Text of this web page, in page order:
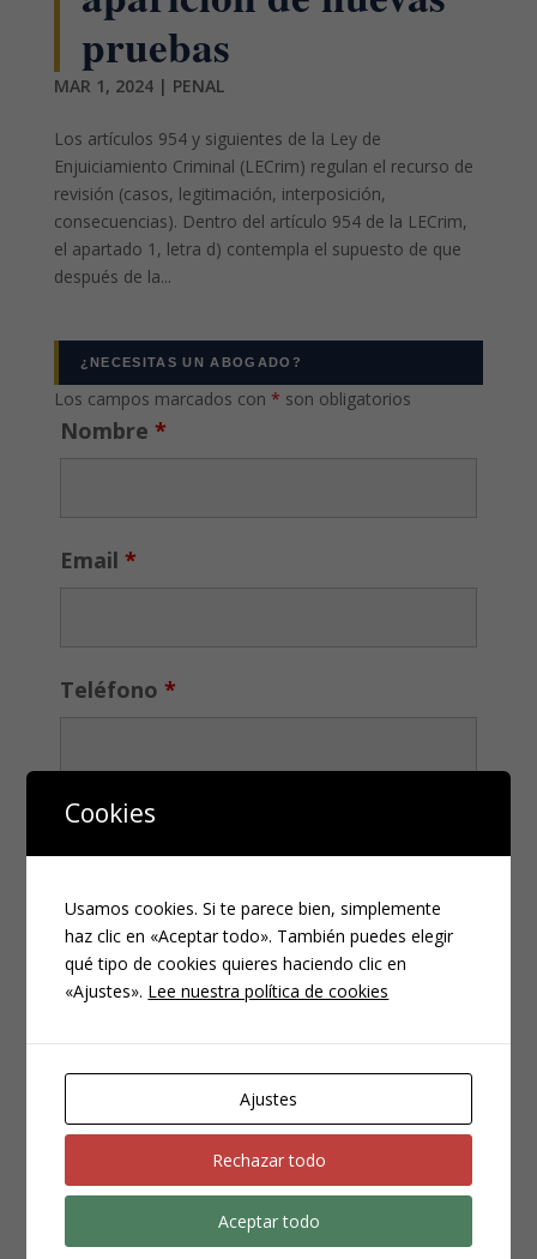
pruebas
MAR 1, 2024| PENAL
Los artículos 954 y siguientes de la Ley de
Enjuiciamiento Criminal (LECrim) regulan el recurso de
revisión (casos, legitimación, interposición,
consecuencias). Dentro del artículo 954 de la LECrim,
el apartado 1, letra d) contempla el supuesto de que
después de la...
¿NECESITAS UN ABOGADO?
Los campos marcados con * son obligatorios
Nombre *
Email *
Teléfono *
CATEGORÍAS
Compliance
Noticias
Penal
Penitenciario
ENTRADAS RECIENTES
Cookies
Usamos cookies. Si te parece bien, simplemente
haz clic en «Aceptar todo». También puedes elegir
qué tipo de cookies quieres haciendo clic en
«Ajustes». Lee nuestra política de cookies
Ajustes
Rechazar todo
Aceptar todo